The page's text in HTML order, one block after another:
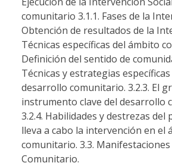
comunitario 3.1.1. Fases de la
Obtención de resultados de la
Técnicas específicas del ámbito
Definición del sentido de
Técnicas y estrategias
desarrollo comunitario. 3.2.3. El
instrumento clave del desarrollo
3.2.4. Habilidades y destrezas
lleva a cabo la intervención en el
comunitario. 3.3.
Comunitario.